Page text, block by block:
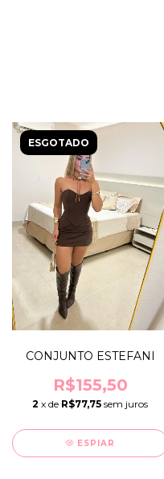
ESGOTADO
CONJUNTO ESTEFANI
R$155,50
2 x de R$77,75 sem juros
ESPIAR